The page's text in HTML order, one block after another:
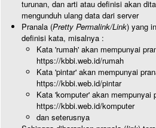
turunan, dan arti atau definisi akan
mengunduh ulang data dari server
Pranala (Pretty Permalink/Link) yang
definisi kata, misalnya :
Kata 'rumah' akan mempunyai
https://kbbi.web.id/rumah
Kata 'pintar' akan mempunyai
https://kbbi.web.id/pintar
Kata 'komputer' akan mempunyai
https://kbbi.web.id/komputer
dan seterusnya